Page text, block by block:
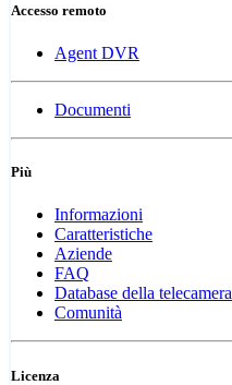
Accesso remoto
Agent DVR
Documenti
Più
Informazioni
Caratteristiche
Aziende
FAQ
Database della telecamera
Comunità
Licenza